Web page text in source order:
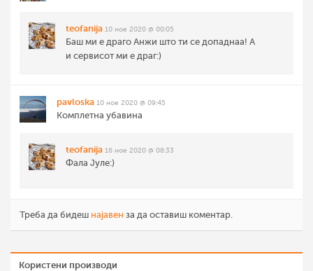
teofanija 10 ное 2020 @ 00:05
Баш ми е драго Анжи што ти се допаднаа! А
и сервисот ми е драг:)
pavloska 10 ное 2020 @ 09:45
Комплетна убавина
teofanija 16 ное 2020 @ 08:33
Фала Јуле:)
Треба да бидеш најавен за да оставиш коментар.
Користени производи